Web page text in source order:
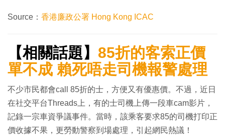
Source： 香港廉政公署 Hong Kong ICAC
【相關話題】 85折的客索正價
單不成 賴死唔走司機報警處理
不少市民都會call 85折的士，方便又有優惠價。不過，近日
在社交平台Threads上，有的士司機上傳一段車cam影片，
記錄一宗車資爭議事件。當時，該乘客要求85的司機打印正
價收據不果，更勞動警察到場處理，引起網民熱議！